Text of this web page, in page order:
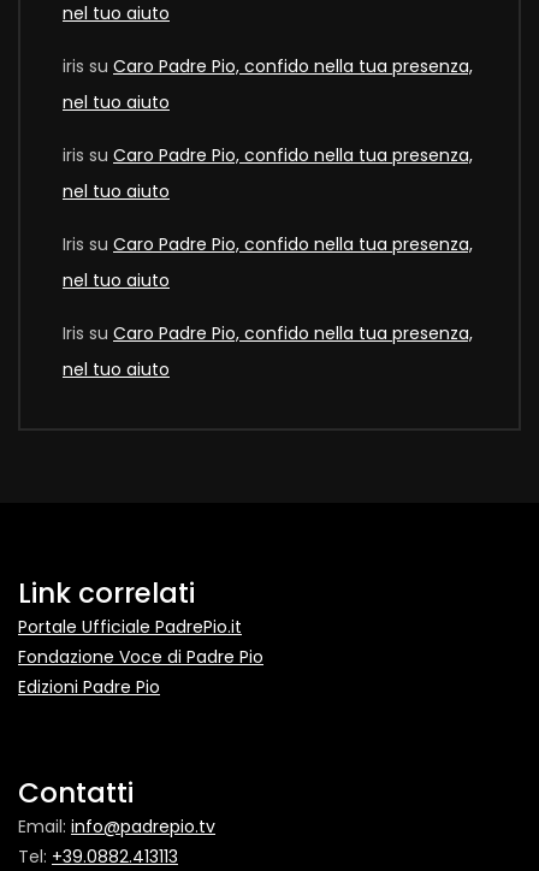
nel tuo aiuto
iris su Caro Padre Pio, confido nella tua presenza,
nel tuo aiuto
iris su Caro Padre Pio, confido nella tua presenza,
nel tuo aiuto
Iris su Caro Padre Pio, confido nella tua presenza,
nel tuo aiuto
Iris su Caro Padre Pio, confido nella tua presenza,
nel tuo aiuto
Link correlati
Portale Ufficiale PadrePio.it
Fondazione Voce di Padre Pio
Edizioni Padre Pio
Contatti
Email: info@padrepio.tv
Tel: +39.0882.413113